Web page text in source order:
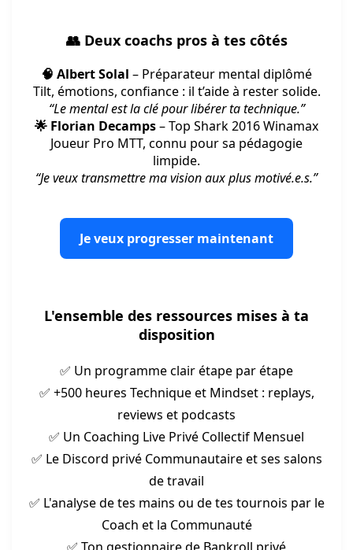
👥 Deux coachs pros à tes côtés
🧠 Albert Solal – Préparateur mental diplômé
Tilt, émotions, confiance : il t’aide à rester solide.
“Le mental est la clé pour libérer ta technique.”
🌟 Florian Decamps– Top Shark 2016 Winamax
Joueur Pro MTT, connu pour sa pédagogie
limpide.
“Je veux transmettre ma vision aux plus motivé.e.s.”
Je veux progresser maintenant
L'ensemble des ressources mises à ta
disposition
✅ Un programme clair étape par étape
✅ +500 heures Technique et Mindset : replays,
reviews et podcasts
✅ Un Coaching Live Privé Collectif Mensuel
✅ Le Discord privé Communautaire et ses salons
de travail
✅ L'analyse de tes mains ou de tes tournois par le
Coach et la Communauté